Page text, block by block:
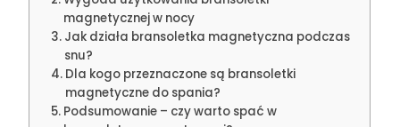
magnetycznej w nocy
Jak działa bransoletka magnetyczna podczas
snu?
Dla kogo przeznaczone są bransoletki
magnetyczne do spania?
Podsumowanie – czy warto spać w